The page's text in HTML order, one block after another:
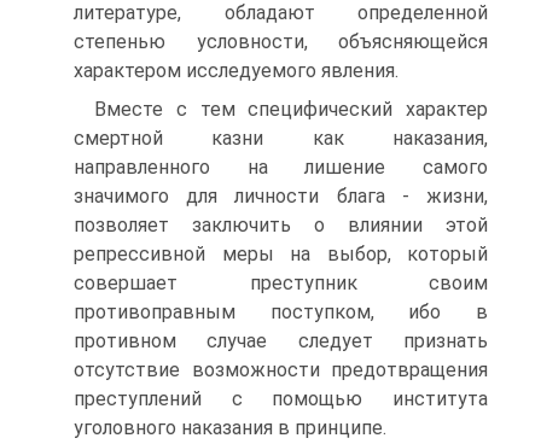
литературе, обладают определенной
степенью условности, объясняющейся
характером исследуемого явления.
Вместе с тем специфический характер
смертной казни как наказания,
направленного на лишение самого
значимого для личности блага - жизни,
позволяет заключить о влиянии этой
репрессивной меры на выбор, который
совершает преступник своим
противоправным поступком, ибо в
противном случае следует признать
отсутствие возможности предотвращения
преступлений с помощью института
уголовного наказания в принципе.